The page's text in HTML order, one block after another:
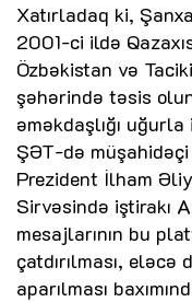
Xatırladaq ki,
2001-ci ildə
Özbəkistan və
şəhərində təsis
əməkdaşlığı
ŞƏT-də
Prezident İlham
Sirvəsində iştirakı
mesajlarının bu
çatdırılması,
aparılması